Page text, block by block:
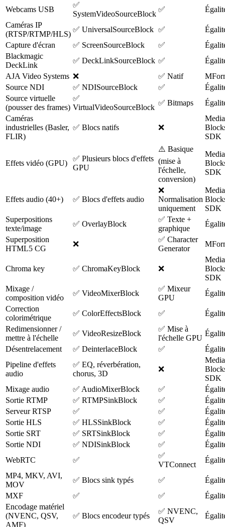
Webcams USB
✅
SystemVideoSourceBlock
✅
Caméras IP
(RTSP/RTMP/HLS)
✅ UniversalSourceBlock ✅
Capture d'écran
✅ ScreenSourceBlock ✅
Blackmagic
DeckLink
✅ DeckLinkSourceBlock ✅
AJA Video Systems ❌ ✅ Natif
Source NDI
✅ NDISourceBlock ✅
Source virtuelle
(pousser des frames)
✅
VirtualVideoSourceBlock
✅ Bitmaps
Caméras
industrielles (Basler,
FLIR)
✅ Blocs natifs ❌
Media
SDK
Effets vidéo (GPU)
✅ Plusieurs blocs d'effets
GPU
⚠️ Basique
(mise à
l'échelle,
conversion)
Media
SDK
Effets audio (40+) ✅ Blocs d'effets audio
❌
Normalisation
uniquement
Media
SDK
Superpositions
texte/image
✅ OverlayBlock
✅ Texte +
graphique
Superposition
HTML5 CG
❌
✅ Character
Generator
Chroma key ✅ ChromaKeyBlock ❌
Media
SDK
Mixage /
composition vidéo
✅ VideoMixerBlock
✅ Mixeur
GPU
Correction
colorimétrique
✅ ColorEffectsBlock ✅
Redimensionner /
mettre à l'échelle
✅ VideoResizeBlock
✅ Mise à
l'échelle GPU
Désentrelacement
✅ DeinterlaceBlock ✅
Pipeline d'effets
audio
✅ EQ, réverbération,
chorus, 3D
❌
Media
SDK
Mixage audio
✅ AudioMixerBlock ✅
Sortie RTMP
✅ RTMPSinkBlock ✅
Serveur RTSP
✅ ✅
Sortie HLS
✅ HLSSinkBlock ✅
Sortie SRT
✅ SRTSinkBlock ✅
Sortie NDI
✅ NDISinkBlock ✅
WebRTC
✅
✅
VTConnect
MP4, MKV, AVI,
MOV
✅ Blocs sink typés ✅
MXF
✅ ✅
Encodage matériel
(NVENC, QSV,
AMF)
✅ Blocs encodeur typés
✅ NVENC,
QSV